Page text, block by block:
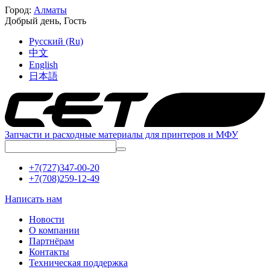
Город: Алматы
Добрый день, Гость
Русский (Ru)
中文
English
日本語
Запчасти и расходные материалы для принтеров и МФУ
+7(727)347-00-20
+7(708)259-12-49
Написать нам
Новости
О компании
Партнёрам
Контакты
Техническая поддержка